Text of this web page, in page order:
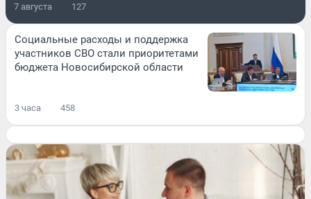
7 августа 127
Социальные расходы и поддержка
участников СВО стали приоритетами
бюджета Новосибирской области
3 часа 458